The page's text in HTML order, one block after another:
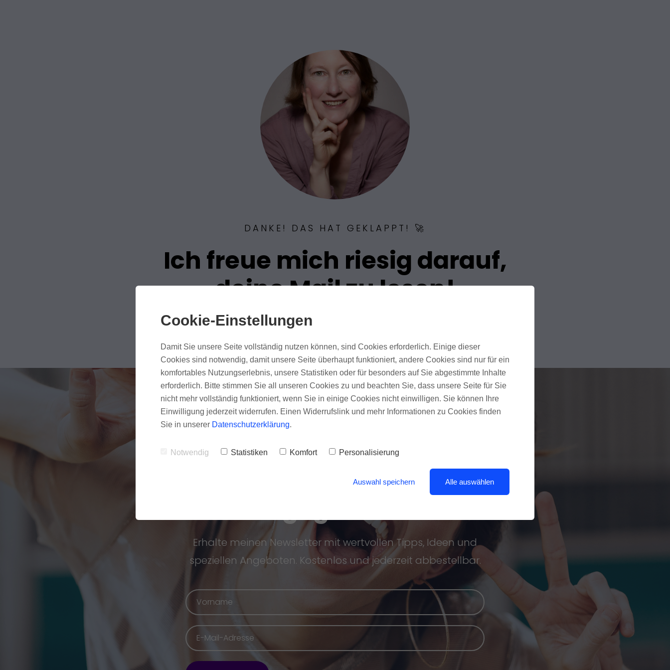
DANKE! DAS HAT GEKLAPPT! 🚀
Ich freue mich riesig darauf,
deine Mail zu lesen!
KOSTENLOSER NEWSLETTER
Schließe dich etlichen
Eltern und
Erhalte meinen Newsletter mit wertvollen Tipps, Ideen und
speziellen Angeboten. Kostenlos und jederzeit abbestellbar.
Cookie-Einstellungen
Damit Sie unsere Seite vollständig nutzen können, sind Cookies erforderlich. Einige dieser
Cookies sind notwendig, damit unsere Seite überhaupt funktioniert, andere Cookies sind nur für ein
komfortables Nutzungserlebnis, unsere Statistiken oder für besonders auf Sie abgestimmte Inhalte
erforderlich. Bitte stimmen Sie all unseren Cookies zu und beachten Sie, dass unsere Seite für Sie
nicht mehr vollständig funktioniert, wenn Sie in einige Cookies nicht einwilligen. Sie können Ihre
Einwilligung jederzeit widerrufen. Einen Widerrufslink und mehr Informationen zu Cookies finden
Sie in unserer Datenschutzerklärung.
Notwendig Statistiken Komfort Personalisierung
Auswahl speichern Alle auswählen